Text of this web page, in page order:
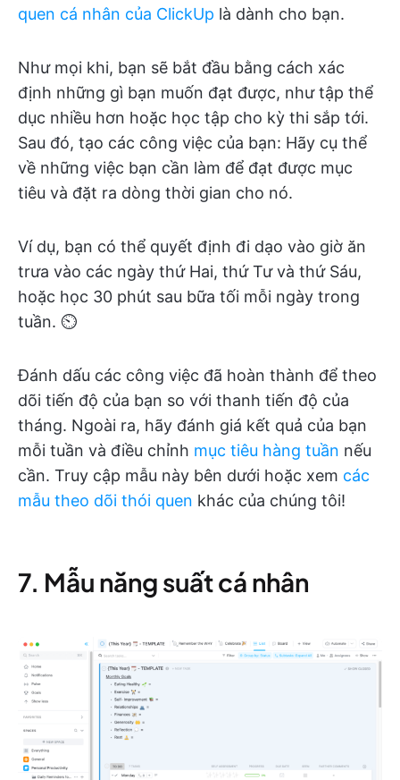
quen cá nhân của ClickUp là dành cho bạn.
Như mọi khi, bạn sẽ bắt đầu bằng cách xác
định những gì bạn muốn đạt được, như tập thể
dục nhiều hơn hoặc học tập cho kỳ thi sắp tới.
Sau đó, tạo các công việc của bạn: Hãy cụ thể
về những việc bạn cần làm để đạt được mục
tiêu và đặt ra dòng thời gian cho nó.
Ví dụ, bạn có thể quyết định đi dạo vào giờ ăn
trưa vào các ngày thứ Hai, thứ Tư và thứ Sáu,
hoặc học 30 phút sau bữa tối mỗi ngày trong
tuần. ⏲️
Đánh dấu các công việc đã hoàn thành để theo
dõi tiến độ của bạn so với thanh tiến độ của
tháng. Ngoài ra, hãy đánh giá kết quả của bạn
mỗi tuần và điều chỉnh mục tiêu hàng tuần nếu
cần. Truy cập mẫu này bên dưới hoặc xem các
mẫu theo dõi thói quen khác của chúng tôi!
7. Mẫu năng suất cá nhân